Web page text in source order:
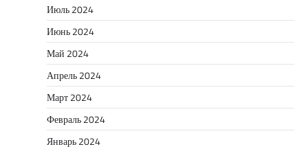
Июль 2024
Июнь 2024
Май 2024
Апрель 2024
Март 2024
Февраль 2024
Январь 2024